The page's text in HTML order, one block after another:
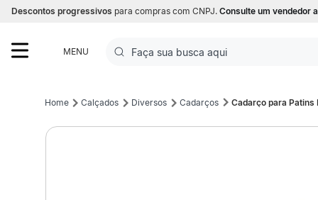
Descontos progressivos para compras com CNPJ. Consulte um vendedor
MENU
Faça sua busca aqui
1ºFutebol
Calçados Diversos Cadarços Cadarço para